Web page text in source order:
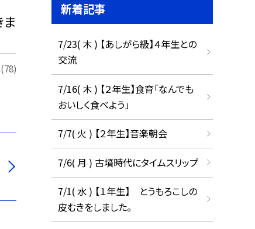
ま
新着記事
7/23( 木 ) 【あしがら級】４年生との
交流
7/16( 木 ) 【２年生】食育「なんでも
おいしく食べよう」
7/7( 火 ) 【２年生】音楽朝会
7/6( 月 ) 古墳時代にタイムスリップ
7/1( 水 ) 【１年生】 とうもろこしの
皮むきをしました。